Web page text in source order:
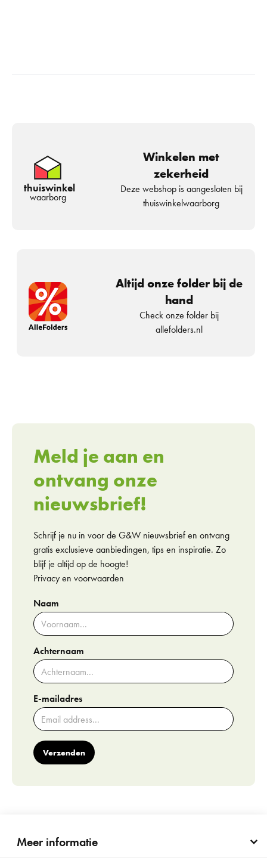
thuiswinkel
waarborg
Winkelen met
zekerheid
Deze webshop is aangesloten bij
thuiswinkelwaarborg
Altijd onze folder bij de
hand
Check onze folder bij
allefolders.nl
Meld je aan en
ontvang onze
nieuwsbrief!
Schrijf je nu in voor de G&W nieuwsbrief en ontvang
gratis exclusieve aanbiedingen, tips en inspiratie. Zo
blijf je altijd op de hoogte!
Privacy en voorwaarden
Naam
Achternaam
E-mailadres
Verzenden
Meer informatie